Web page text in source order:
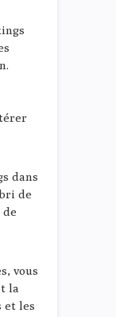
dans
de
vous
la
et les